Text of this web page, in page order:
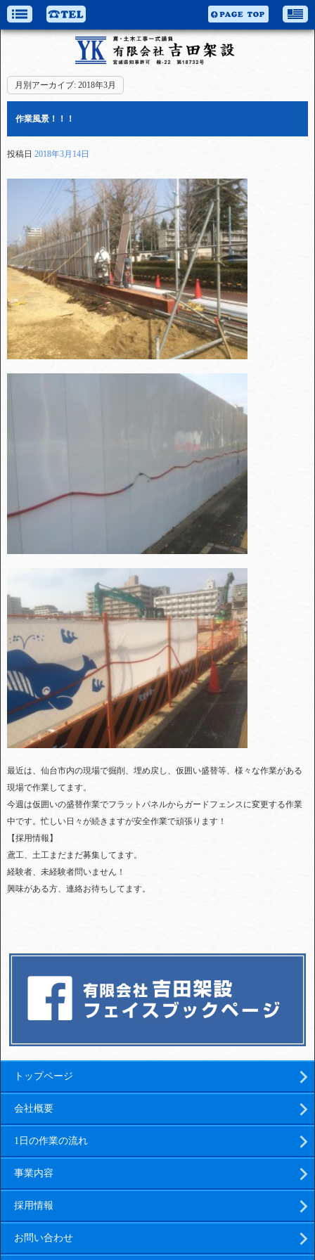
月別アーカイブ: 2018年3月
作業風景！！！
投稿日 2018年3月14日
最近は、仙台市内の現場で掘削、埋め戻し、仮囲い盛替等、様々な作業がある
現場で作業してます。
今週は仮囲いの盛替作業でフラットパネルからガードフェンスに変更する作業
中です。忙しい日々が続きますが安全作業で頑張ります！
【採用情報】
鳶工、土工まだまだ募集してます。
経験者、未経験者問いません！
興味がある方、連絡お待ちしてます。
トップページ
会社概要
1日の作業の流れ
事業内容
採用情報
お問い合わせ